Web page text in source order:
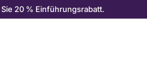
20 % Einführungsrabatt.